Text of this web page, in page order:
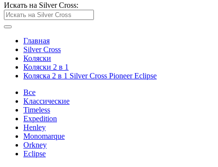
Искать на Silver Cross:
Главная
Silver Cross
Коляски
Коляски 2 в 1
Коляска 2 в 1 Silver Cross Pioneer Eclipse
Все
Классические
Timeless
Expedition
Henley
Monomarque
Orkney
Eclipse